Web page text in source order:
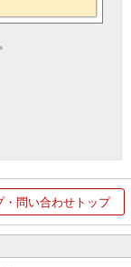
・問い合わせトップ